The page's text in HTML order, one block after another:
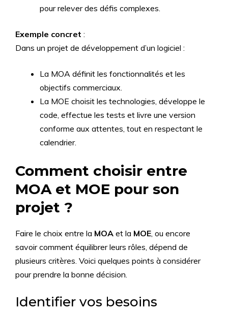
pour relever des défis complexes.
Exemple concret :
Dans un projet de développement d’un logiciel :
La MOA définit les fonctionnalités et les
objectifs commerciaux.
La MOE choisit les technologies, développe le
code, effectue les tests et livre une version
conforme aux attentes, tout en respectant le
calendrier.
Comment choisir entre
MOA et MOE pour son
projet ?
Faire le choix entre la MOA et la MOE, ou encore
savoir comment équilibrer leurs rôles, dépend de
plusieurs critères. Voici quelques points à considérer
pour prendre la bonne décision.
Identifier vos besoins